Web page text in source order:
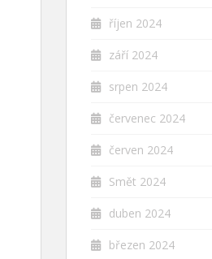
říjen 2024
září 2024
srpen 2024
červenec 2024
červen 2024
Smět 2024
duben 2024
březen 2024